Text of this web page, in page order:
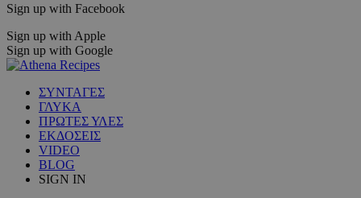
Sign up with Facebook
Sign up with Apple
Sign up with Google
ΣΥΝΤΑΓΕΣ
ΓΛΥΚΑ
ΠΡΩΤΕΣ ΥΛΕΣ
ΕΚΔΟΣΕΙΣ
VIDEO
BLOG
SIGN IN